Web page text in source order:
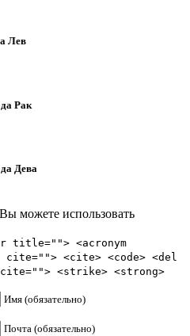
Лев
Рак
Дева
можете использовать
title=""> <acronym
<cite> <code> <del
cite=""> <strike> <strong>
Имя (обязательно)
Почта (обязательно)